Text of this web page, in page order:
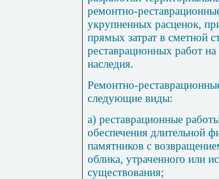
ремонтно-
укрупненных расценок,
прямых затрат в сметной
реставрационных работ на
наследия.
Ремонтно-
следующие виды:
а) реставрационные
обеспечения длительной
памятников с
облика, утраченного или
существования;